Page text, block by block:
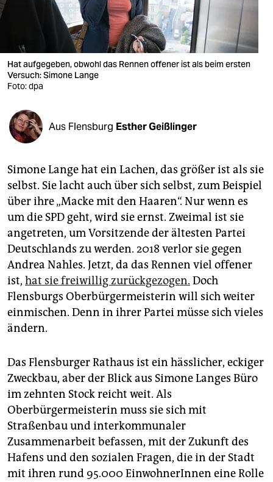
wahrheit
verlag
veranstaltungen
shop
fragen & hilfe
abo
genossenschaft
epaper login
Hat aufgegeben, obwohl das Rennen offener ist als beim ersten
Versuch: Simone Lange
Foto: dpa
Aus Flensburg Esther Geißlinger
Simone Lange hat ein Lachen, das größer ist als sie
selbst. Sie lacht auch über sich selbst, zum Beispiel
über ihre „Macke mit den Haaren“. Nur wenn es
um die SPD geht, wird sie ernst. Zweimal ist sie
angetreten, um Vorsitzende der ältesten Partei
Deutschlands zu werden. 2018 verlor sie gegen
Andrea Nahles. Jetzt, da das Rennen viel offener
ist, hat sie freiwillig zurückgezogen. Doch
Flensburgs Oberbürgermeisterin will sich weiter
einmischen. Denn in ihrer Partei müsse sich vieles
ändern.
Das Flensburger Rathaus ist ein hässlicher, eckiger
Zweckbau, aber der Blick aus Simone Langes Büro
im zehnten Stock reicht weit. Als
Oberbürgermeisterin muss sie sich mit
Straßenbau und interkommunaler
Zusammenarbeit befassen, mit der Zukunft des
Hafens und den sozialen Fragen, die in der Stadt
mit ihren rund 95.000 EinwohnerInnen eine Rolle